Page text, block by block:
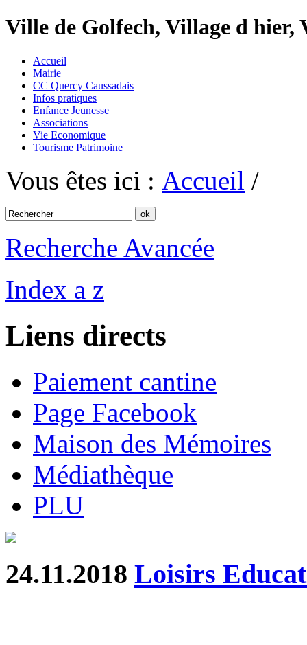
Ville de Golfech, Village d
Accueil
Mairie
CC Quercy Caussadais
Infos pratiques
Enfance Jeunesse
Associations
Vie Economique
Tourisme Patrimoine
Vous êtes ici : Accueil /
Recherche Avancée
Index a z
Liens directs
Paiement cantine
Page Facebook
Maison des Mémoires
Médiathèque
PLU
24.11.2018 Loisirs